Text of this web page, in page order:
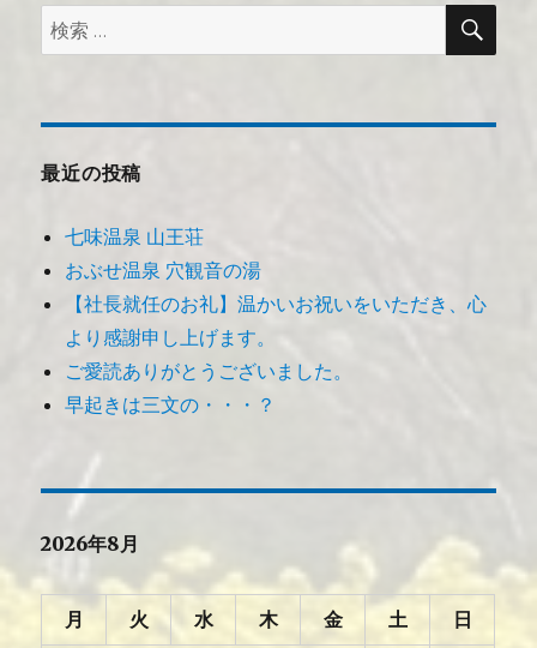
検
索:
検
最近の投稿
七味温泉 山王荘
おぶせ温泉 穴観音の湯
【社長就任のお礼】温かいお祝いをいただき、心
より感謝申し上げます。
ご愛読ありがとうございました。
早起きは三文の・・・？
2026年8月
月 火 水 木 金 土 日